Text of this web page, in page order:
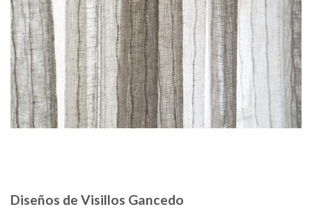
Diseños de Visillos Gancedo